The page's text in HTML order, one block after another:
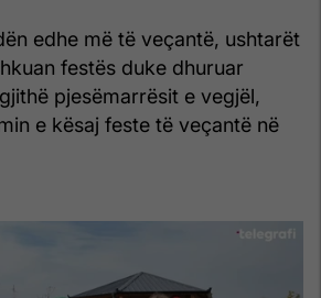
edhe më të veçantë, ushtarët
festës duke dhuruar
pjesëmarrësit e vegjël,
e kësaj feste të veçantë në